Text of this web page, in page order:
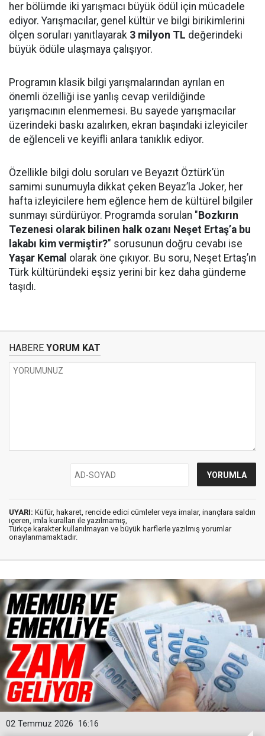
her bölümde iki yarışmacı büyük ödül için mücadele
ediyor. Yarışmacılar, genel kültür ve bilgi birikimlerini
ölçen soruları yanıtlayarak 3 milyon TL değerindeki
büyük ödüle ulaşmaya çalışıyor.
Programın klasik bilgi yarışmalarından ayrılan en
önemli özelliği ise yanlış cevap verildiğinde
yarışmacının elenmemesi. Bu sayede yarışmacılar
üzerindeki baskı azalırken, ekran başındaki izleyiciler
de eğlenceli ve keyifli anlara tanıklık ediyor.
Özellikle bilgi dolu soruları ve Beyazıt Öztürk’ün
samimi sunumuyla dikkat çeken Beyaz’la Joker, her
hafta izleyicilere hem eğlence hem de kültürel bilgiler
sunmayı sürdürüyor. Programda sorulan " Bozkırın
Tezenesi olarak bilinen halk ozanı Neşet Ertaş’a bu
lakabı kim vermiştir?" sorusunun doğru cevabı ise
Yaşar Kemal olarak öne çıkıyor. Bu soru, Neşet Ertaş’ın
Türk kültüründeki eşsiz yerini bir kez daha gündeme
taşıdı.
HABERE YORUM KAT
UYARI: Küfür, hakaret, rencide edici cümleler veya imalar, inançlara saldırı
içeren, imla kuralları ile yazılmamış,
Türkçe karakter kullanılmayan ve büyük harflerle yazılmış yorumlar
onaylanmamaktadır.
16:16
02 Temmuz 2026